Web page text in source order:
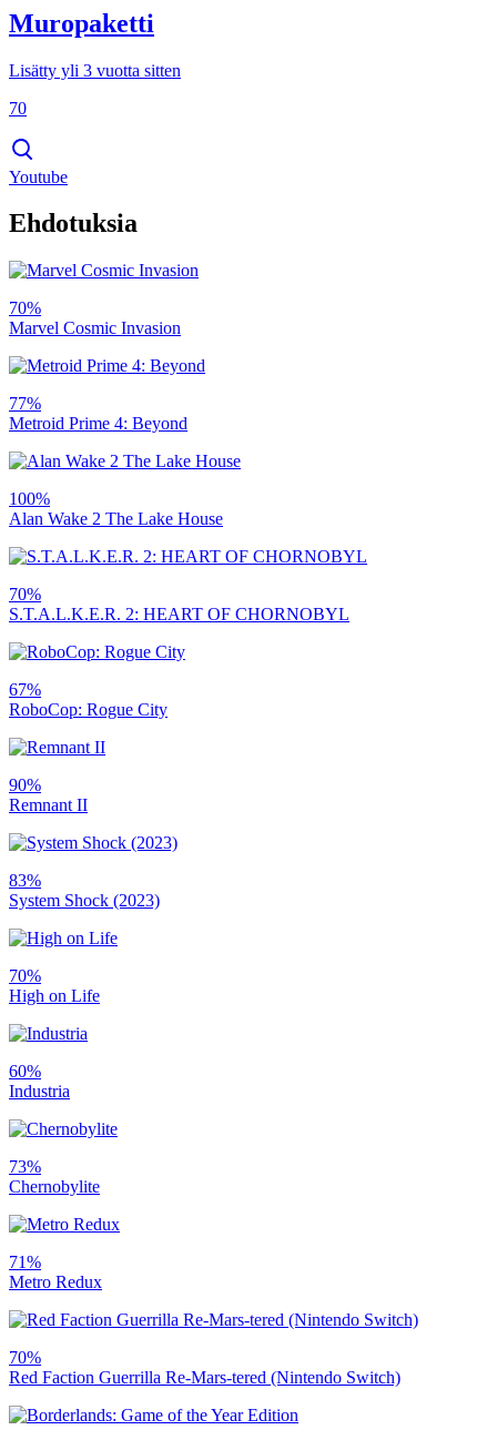
Muropaketti
Lisätty yli 3 vuotta sitten
70
Youtube
Ehdotuksia
70%
Marvel Cosmic Invasion
77%
Metroid Prime 4: Beyond
100%
Alan Wake 2 The Lake House
70%
S.T.A.L.K.E.R. 2: HEART OF CHORNOBYL
67%
RoboCop: Rogue City
90%
Remnant II
83%
System Shock (2023)
70%
High on Life
60%
Industria
73%
Chernobylite
71%
Metro Redux
70%
Red Faction Guerrilla Re-Mars-tered (Nintendo Switch)